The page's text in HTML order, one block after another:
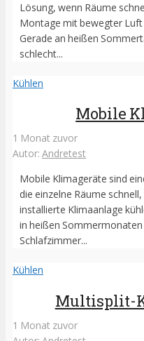
Lösung, wenn Räume
Montage mit bewegter
Gerade an heißen
schlecht...
Kühlen
Mobile
1 Monat zuvor
Autor: Andretest
Mobile Klimageräte sind
die einzelne Räume
installierte Klimaanlage
in heißen
Schlafzimmer...
Kühlen
Multisplit-
1 Monat zuvor